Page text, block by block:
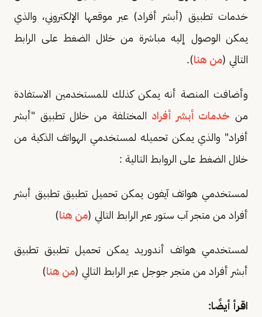
خدمات تطبيق (أبشر أفراد) عبر موقعها الإلكتروني، والذي
يمكن الوصول إليه مباشرة من خلال الضغط على الرابط
التالي (من هنا).
وأضافت المنصة أنه يمكن كذلك للمستخدمين الاستفادة
من خدمات أبشر أفراد المختلفة من خلال تطبيق "أبشر
أفراد" والذي يمكن تحميله لمستخدمي الهواتف الذكية من
خلال الضغط على الروابط التالية :
لمستخدمي هواتف آيفون يمكن تحميل تطبيق تطبيق أبشر
أفراد من متجر آب ستور عبر الرابط التالي (من هنا)
لمستخدمي هواتف أندوريد يمكن تحميل تطبيق تطبيق
أبشر أفراد من متجر جوجل عبر الرابط التالي (من هنا)
اقرأ أيضًا: